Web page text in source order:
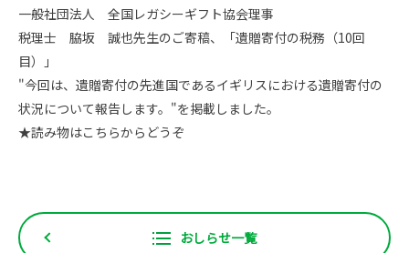
一般社団法人 全国レガシーギフト協会理事
税理士 脇坂 誠也先生のご寄稿、「遺贈寄付の税務（10回
目）」
"今回は、遺贈寄付の先進国であるイギリスにおける遺贈寄付の
状況について報告します。"を掲載しました。
★読み物はこちらからどうぞ
おしらせ一覧